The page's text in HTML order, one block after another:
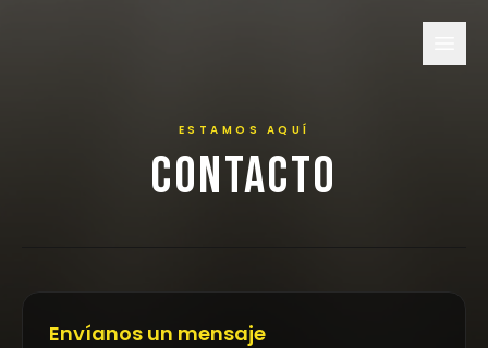
Productos
Login
ESTAMOS AQUÍ
CONTACTO
Envíanos un mensaje